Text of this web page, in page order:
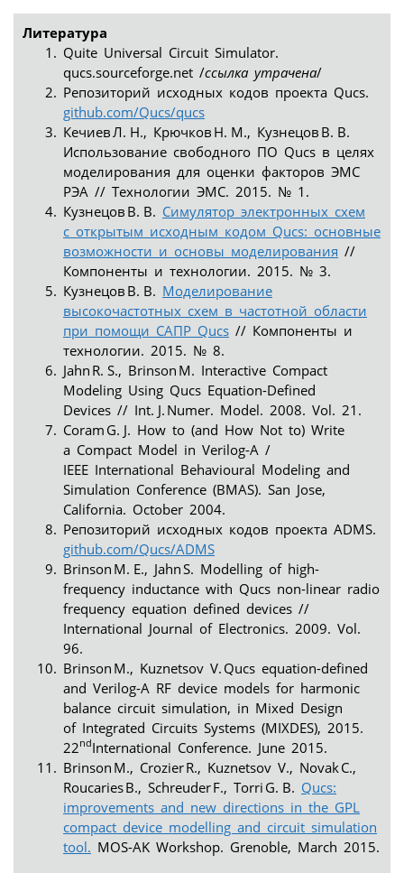
Литература
Quite Universal Circuit Simulator.
qucs.sourceforge.net /ссылка утрачена/
Репозиторий исходных кодов проекта Qucs.
github.com/Qucs/qucs
Кечиев Л. Н., Крючков Н. М., Кузнецов В. В.
Использование свободного ПО Qucs в целях
моделирования для оценки факторов ЭМС
РЭА // Технологии ЭМС. 2015. № 1.
Кузнецов В. В. Симулятор электронных схем
с открытым исходным кодом Qucs: основные
возможности и основы моделирования //
Компоненты и технологии. 2015. № 3.
Кузнецов В. В. Моделирование
высокочастотных схем в частотной области
при помощи САПР Qucs // Компоненты и
технологии. 2015. № 8.
Jahn R. S., Brinson M. Interactive Compact
Modeling Using Qucs Equation-Defined
Devices // Int. J. Numer. Model. 2008. Vol. 21.
Coram G. J. How to (and How Not to) Write
a Compact Model in Verilog-A /
IEEE International Behavioural Modeling and
Simulation Conference (BMAS). San Jose,
California. October 2004.
Репозиторий исходных кодов проекта ADMS.
github.com/Qucs/ADMS
Brinson M. E., Jahn S. Modelling of high-
frequency inductance with Qucs non-linear radio
frequency equation defined devices //
International Journal of Electronics. 2009. Vol.
96.
Brinson M., Kuznetsov V. Qucs equation-defined
and Verilog-A RF device models for harmonic
balance circuit simulation, in Mixed Design
of Integrated Circuits Systems (MIXDES), 2015.
22ndInternational Conference. June 2015.
Brinson M., Crozier R., Kuznetsov V., Novak C.,
Roucaries B., Schreuder F., Torri G. B. Qucs:
improvements and new directions in the GPL
compact device modelling and circuit simulation
tool. MOS-AK Workshop. Grenoble, March 2015.